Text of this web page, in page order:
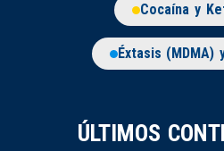
Cocaína y
Éxtasis (MDMA)
ÚLTIMOS